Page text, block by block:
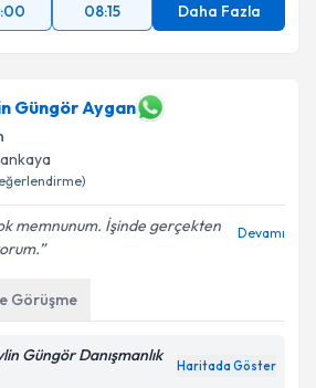
08:15 Daha Fazla
Güngör Aygan
memnunum. İşinde gerçekten
Devamı
Görüşme
Güngör Danışmanlık
Haritada Göster